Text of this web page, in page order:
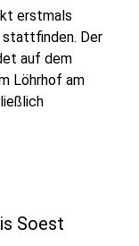
erstmals
stattfinden. Der
auf dem
Löhrhof am
Soest